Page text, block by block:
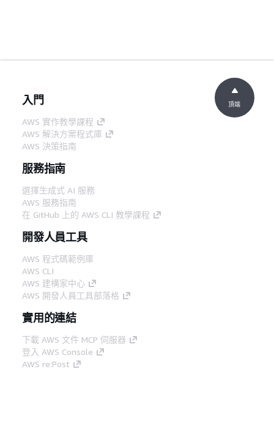
入門
AWS 實作教學課程
AWS 解決方案程式庫
AWS 決策指南
服務指南
選擇生成式 AI 服務
AWS 服務指南
在 GitHub 上的 AWS CLI 教學課程
開發人員工具
AWS 程式碼範例庫
AWS CLI
AWS 建構家中心
AWS 開發人員工具部落格
實用的連結
下載 AWS 文件 MCP 伺服器
登入 AWS Console
AWS re:Post
頂端